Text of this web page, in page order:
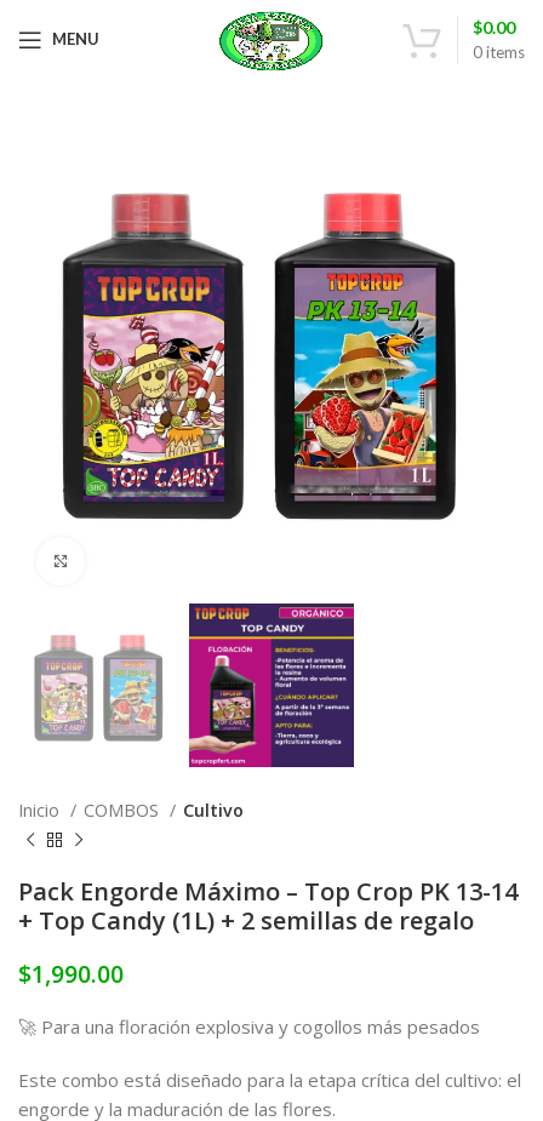
MENU
0items
$0.00
Inicio COMBOS Cultivo
Pack Engorde Máximo – Top Crop PK 13-14
+ Top Candy (1L) + 2 semillas de regalo
$1,990.00
🚀 Para una floración explosiva y cogollos más pesados
Este combo está diseñado para la etapa crítica del cultivo: el
engorde y la maduración de las flores.